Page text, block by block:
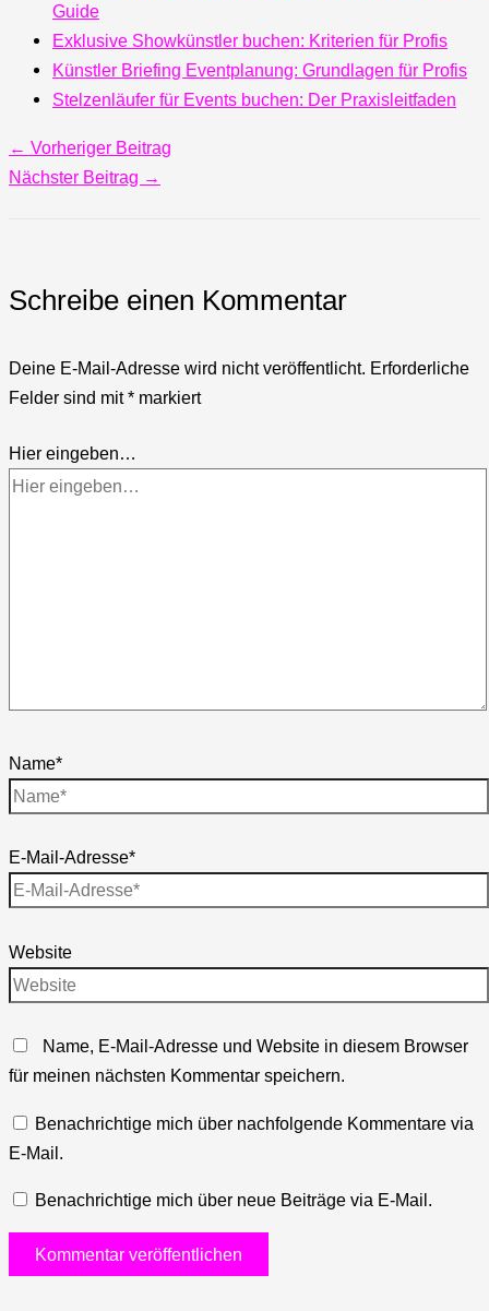
Guide
Exklusive Showkünstler buchen: Kriterien für Profis
Künstler Briefing Eventplanung: Grundlagen für Profis
Stelzenläufer für Events buchen: Der Praxisleitfaden
← Vorheriger Beitrag
Nächster Beitrag →
Schreibe einen Kommentar
Deine E-Mail-Adresse wird nicht veröffentlicht. Erforderliche
Felder sind mit* markiert
Hier eingeben…
Name*
E-Mail-Adresse*
Website
Name, E-Mail-Adresse und Website in diesem Browser
für meinen nächsten Kommentar speichern.
Benachrichtige mich über nachfolgende Kommentare via
E-Mail.
Benachrichtige mich über neue Beiträge via E-Mail.